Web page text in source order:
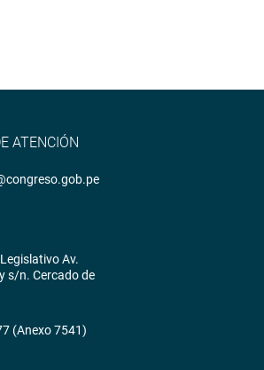
ATENCIÓN
Av.
s/n. Cercado de
(Anexo 7541)